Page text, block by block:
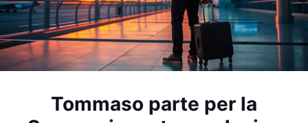
Tommaso parte per la